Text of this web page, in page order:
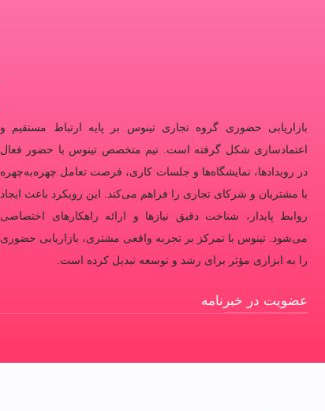
بازاریابی حضوری گروه تجاری تینوس بر پایه ارتباط مستقیم و
اعتمادسازی شکل گرفته است. تیم متخصص تینوس با حضور فعال
در رویدادها، نمایشگاه‌ها و جلسات کاری، فرصت تعامل چهره‌به‌چهره
با مشتریان و شرکای تجاری را فراهم می‌کند. این رویکرد باعث ایجاد
روابط پایدار، شناخت دقیق نیازها و ارائه راهکارهای اختصاصی
می‌شود. تینوس با تمرکز بر تجربه واقعی مشتری، بازاریابی حضوری
را به ابزاری مؤثر برای رشد و توسعه تبدیل کرده است.
عضویت در خبرنامه